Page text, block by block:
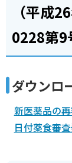
（平成
0228第9
ダウンロ
新医薬品の
日付薬食審